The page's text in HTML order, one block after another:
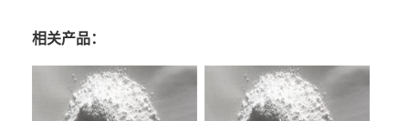
相关产品：